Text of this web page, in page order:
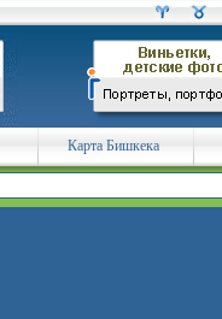
Карта Бишкека